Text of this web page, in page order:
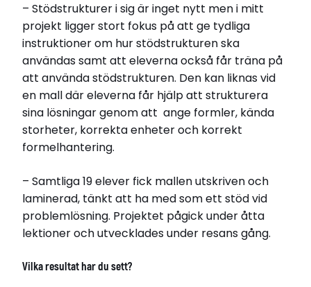
– Stödstrukturer i sig är inget nytt men i mitt
projekt ligger stort fokus på att ge tydliga
instruktioner om hur stödstrukturen ska
användas samt att eleverna också får träna på
att använda stödstrukturen. Den kan liknas vid
en mall där eleverna får hjälp att strukturera
sina lösningar genom att ange formler, kända
storheter, kor­rekta enheter och korrekt
formelhantering.
– Samtliga 19 elever fick mallen utskriven och
laminerad, tänkt att ha med som ett stöd vid
problemlösning. Projektet pågick under åtta
lektioner och utvecklades under resans gång.
Vilka resultat har du sett?